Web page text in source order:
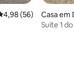
média
4,98 (56)
Casa em
Suíte 1